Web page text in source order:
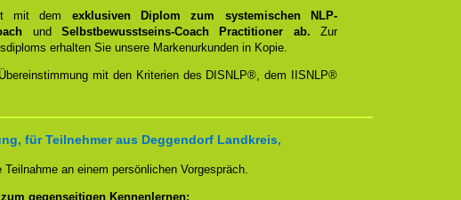
mit dem exklusiven Diplom zum systemischen NLP-
undSelbstbewusstseins-Coach Practitioner ab.Zur
erhalten Sie unsere Markenurkunden in Kopie.
mit den Kriterien des DISNLP®, dem IISNLP®
für Teilnehmer aus Deggendorf Landkreis,
an einem persönlichen Vorgespräch.
gegenseitigen Kennenlernen: